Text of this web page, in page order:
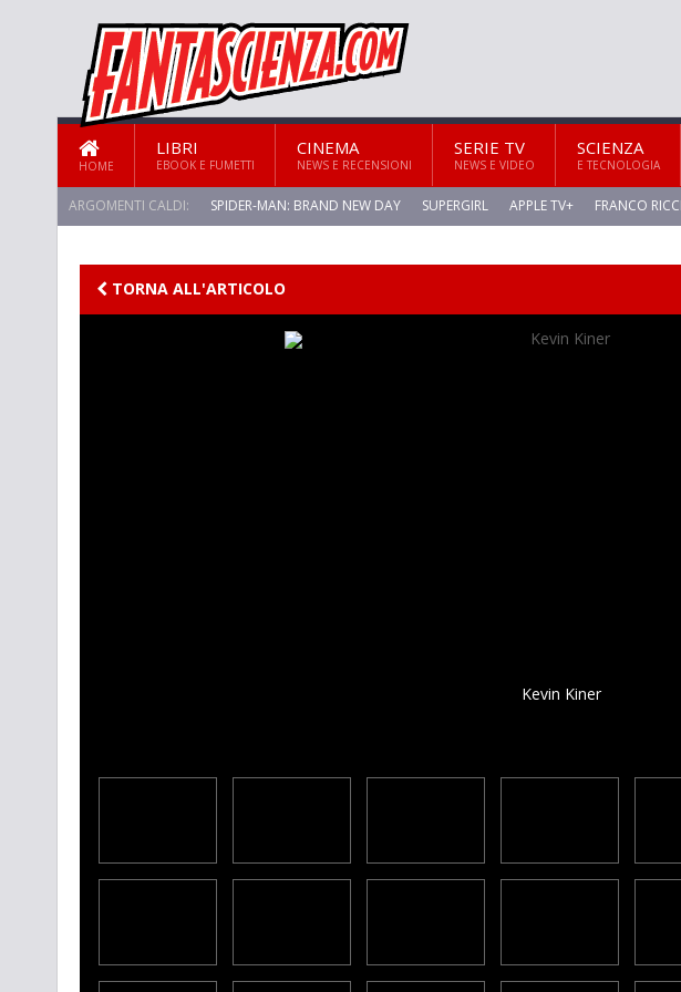
HOME
LIBRI
EBOOK E FUMETTI
CINEMA
NEWS E RECENSIONI
SERIE TV
NEWS E VIDEO
SCIENZA
E TECNOLOGIA
ARGOMENTI CALDI: SPIDER-MAN: BRAND NEW DAY SUPERGIRL APPLE TV+ FRANCO
TORNA ALL'ARTICOLO
Kevin Kiner